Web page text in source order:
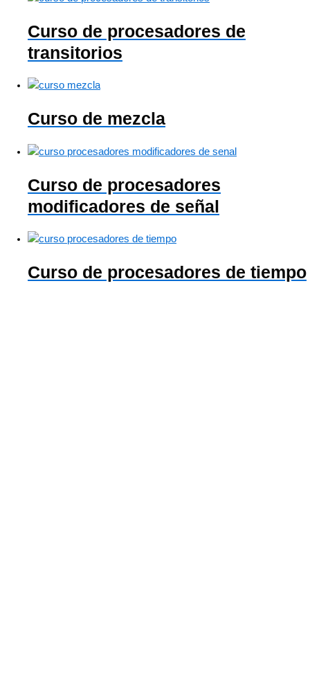
Curso de procesadores de
transitorios
Curso de mezcla
Curso de procesadores
modificadores de señal
Curso de procesadores de tiempo